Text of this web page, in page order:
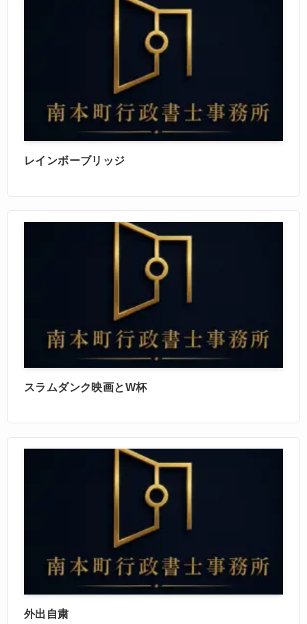
レインボーブリッジ
スラムダンク映画とW杯
外出自粛